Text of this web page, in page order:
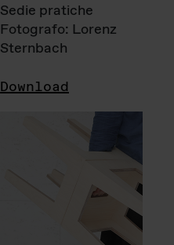
Sedie pratiche
Fotografo: Lorenz
Sternbach
Download